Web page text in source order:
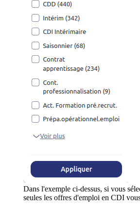
Dans l'exemple ci-dessus, si vous
seules les offres d'emploi en CDI